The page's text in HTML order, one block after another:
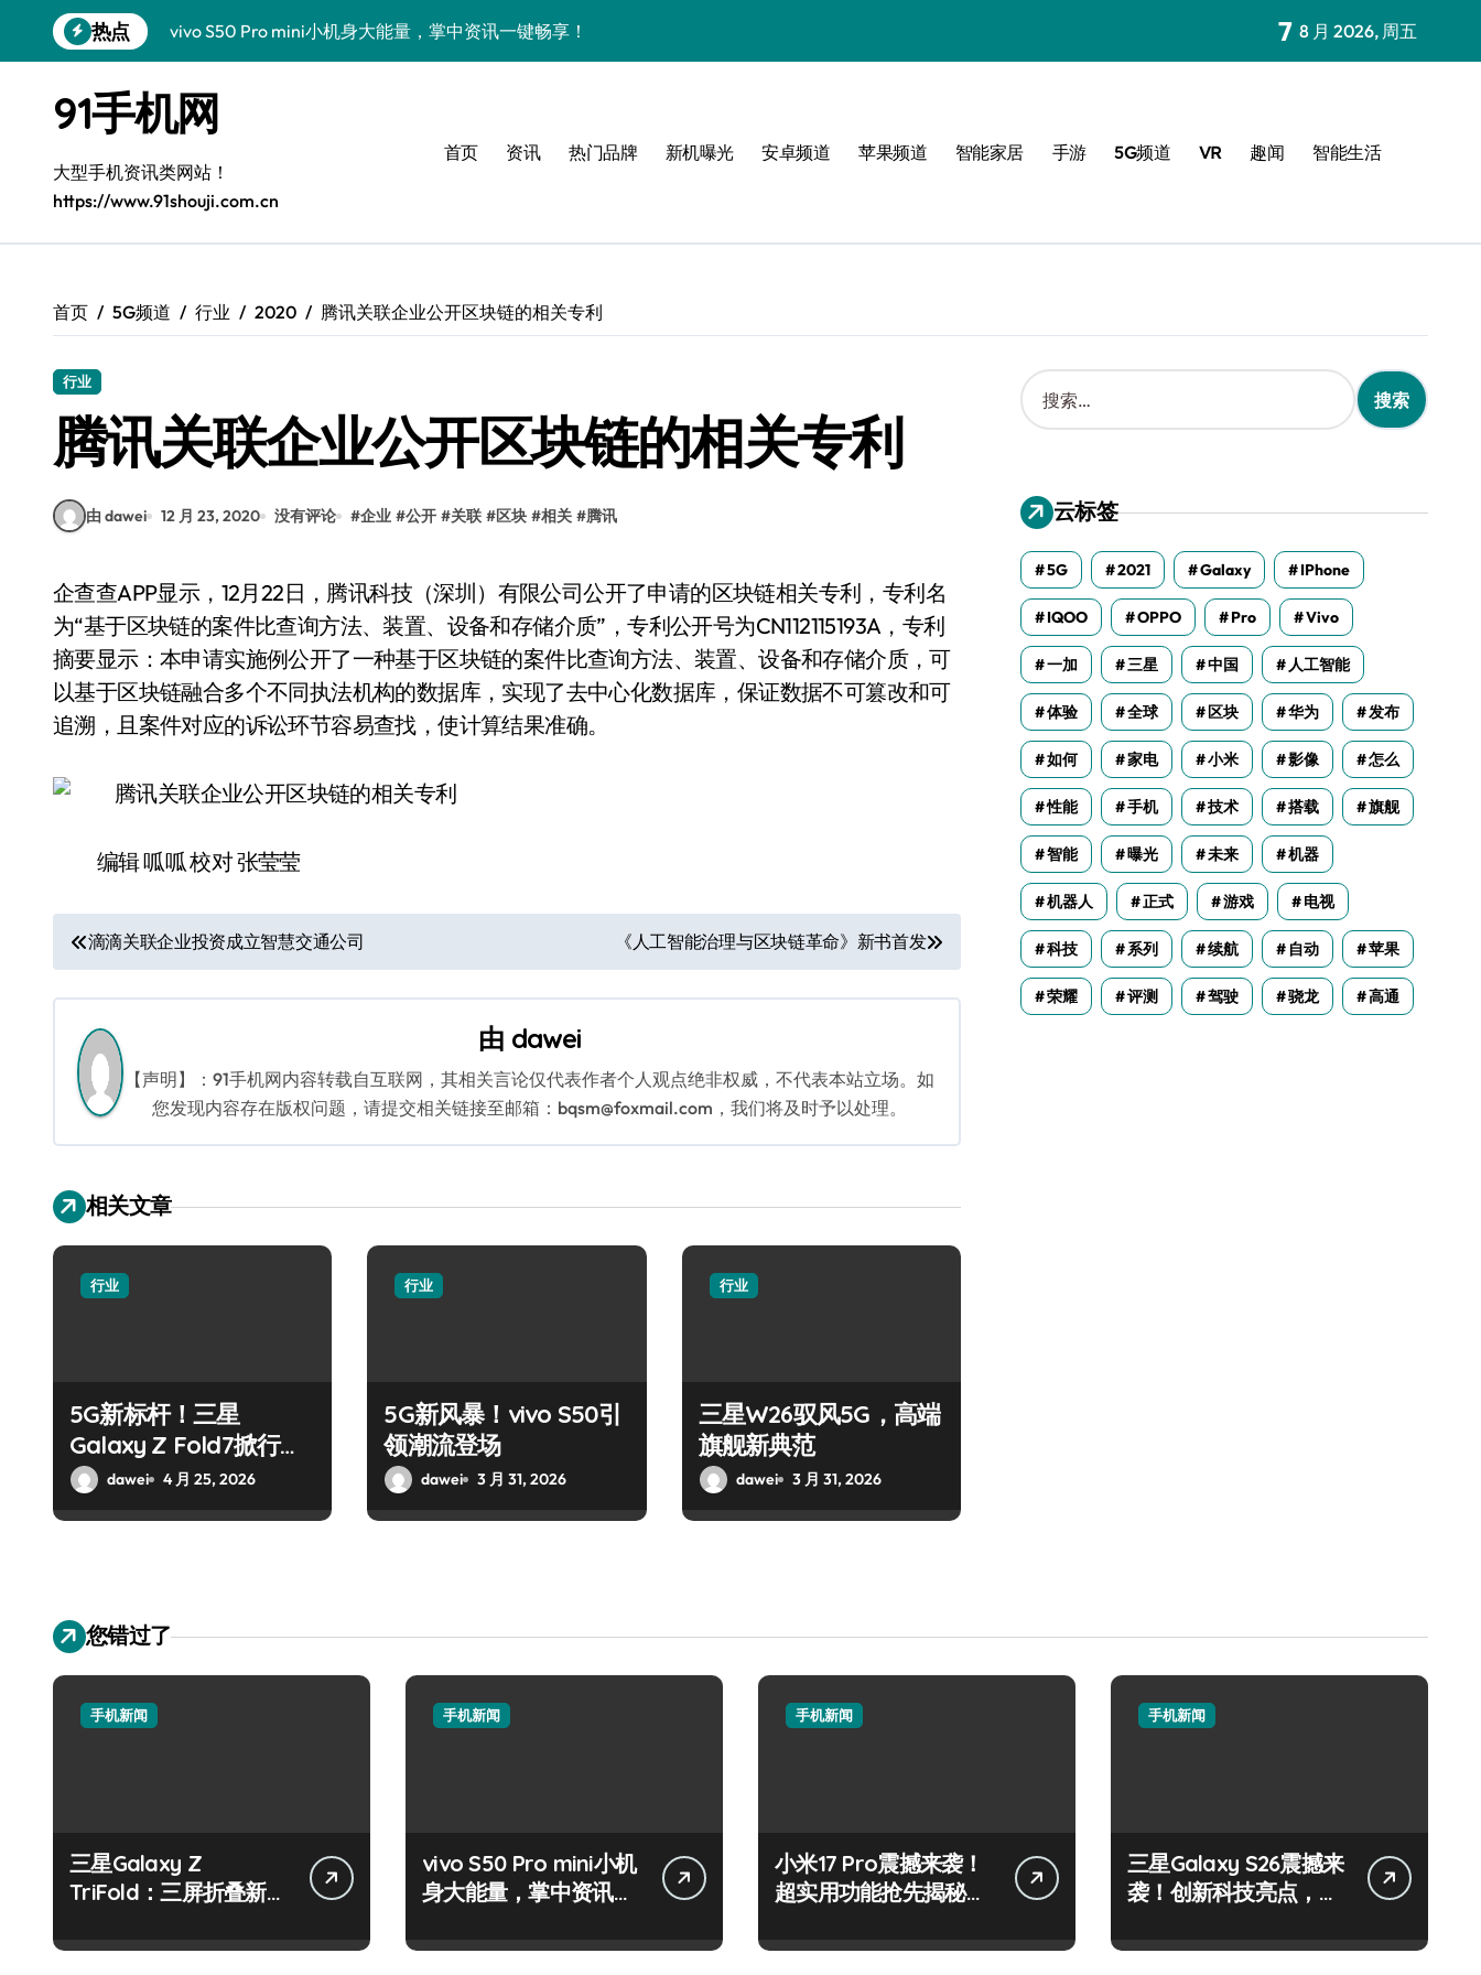
到
热点
vivo S50 Pro mini小机身大能量，掌中资讯一键畅享！
三星Galaxy S26震撼来袭！创新科技亮点，一键尽享未来！
三星Galaxy Z Fold7抢先揭秘！手机管家带你探新亮点
S25 Ultra颜值炸裂！定制主题潮翻全场
Galaxy S24+登场，解锁手机美颜新境界！
Galaxy A56 5G登场，时尚旗舰新体验！
三星Galaxy Z TriFold：三屏折叠新境界，掌中科技新体验！
7 8 月 2026, 周五
91手机网
大型手机资讯类网站！
https://www.91shouji.com.cn
首页 资讯 热门品牌 新机曝光 安卓频道 苹果频道 智能家居 手游 5G频道 VR 趣闻 智能生活
首页 5G频道 行业 2020 腾讯关联企业公开区块链的相关专利
行业
腾讯关联企业公开区块链的相关专利
由 dawei 12 月 23, 2020 没有评论 #企业 #公开 #关联 #区块 #相关 #腾讯
企查查APP显示，12月22日，腾讯科技（深圳）有限公司公开了申请的区块链相关专利，专利名
为“基于区块链的案件比查询方法、装置、设备和存储介质”，专利公开号为CN112115193A，专利
摘要显示：本申请实施例公开了一种基于区块链的案件比查询方法、装置、设备和存储介质，可
以基于区块链融合多个不同执法机构的数据库，实现了去中心化数据库，保证数据不可篡改和可
追溯，且案件对应的诉讼环节容易查找，使计算结果准确。
编辑 呱呱 校对 张莹莹
文
章
航
滴滴关联企业投资成立智慧交通公司 《人工智能治理与区块链革命》新书首发
由 dawei
【声明】：91手机网内容转载自互联网，其相关言论仅代表作者个人观点绝非权威，不代表本站立场。如
您发现内容存在版权问题，请提交相关链接至邮箱：bqsm@foxmail.com，我们将及时予以处理。
相关文章
行业
5G新标杆！三星
Galaxy Z Fold7掀行业
革新巨浪
dawei 4 月 25, 2026
行业
5G新风暴！vivo S50引
领潮流登场
dawei 3 月 31, 2026
行业
三星W26驭风5G，高端
旗舰新典范
dawei 3 月 31, 2026
搜
索
：
云标签
5G 2021 Galaxy IPhone
IQOO OPPO Pro Vivo
一加 三星 中国 人工智能
体验 全球 区块 华为 发布
如何 家电 小米 影像 怎么
性能 手机 技术 搭载 旗舰
智能 曝光 未来 机器
机器人 正式 游戏 电视
科技 系列 续航 自动 苹果
荣耀 评测 驾驶 骁龙 高通
您错过了
手机新闻
三星Galaxy Z
TriFold：三屏折叠新境
手机新闻
vivo S50 Pro mini小机
身大能量，掌中资讯一
手机新闻
小米17 Pro震撼来袭！
超实用功能抢先揭秘，
手机新闻
三星Galaxy S26震撼来
袭！创新科技亮点，一